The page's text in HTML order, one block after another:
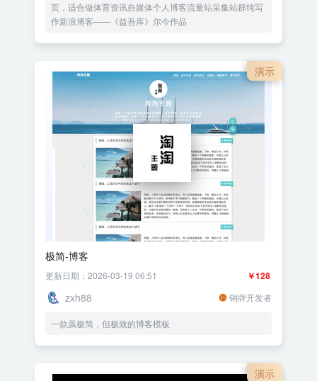
页，适合做体育资讯自媒体个人博客流量站采集站群纯写
作新浪博客——《益吾库》尔今作品
演示
极简-博客
￥128
更新日期：2026-03-19 06:51
zxh88 铜牌开发者
一款虽极简，但极致的博客模板
演示